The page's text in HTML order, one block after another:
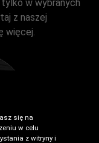
w wybranych
z naszej
więcej.
się na
w celu
z witryny i